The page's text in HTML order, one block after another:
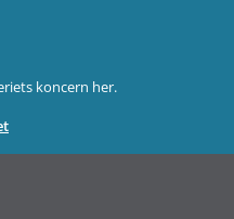
koncern her.